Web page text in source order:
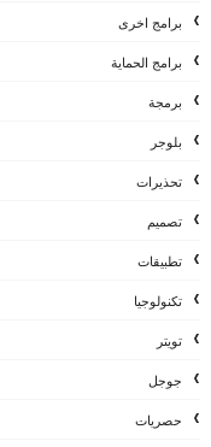
برامج اخرى
برامج الحماية
برمجة
بلوجر
تحذيرات
تصميم
تطبيقات
تكنولوجيا
تويتر
جوجل
حصريات